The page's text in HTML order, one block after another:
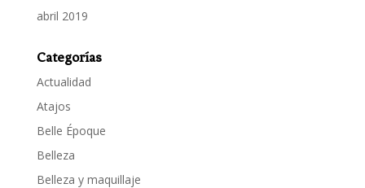
abril 2019
Categorías
Actualidad
Atajos
Belle Époque
Belleza
Belleza y maquillaje